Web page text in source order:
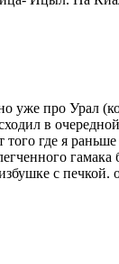
уже про Урал
в
где я
с печкой.